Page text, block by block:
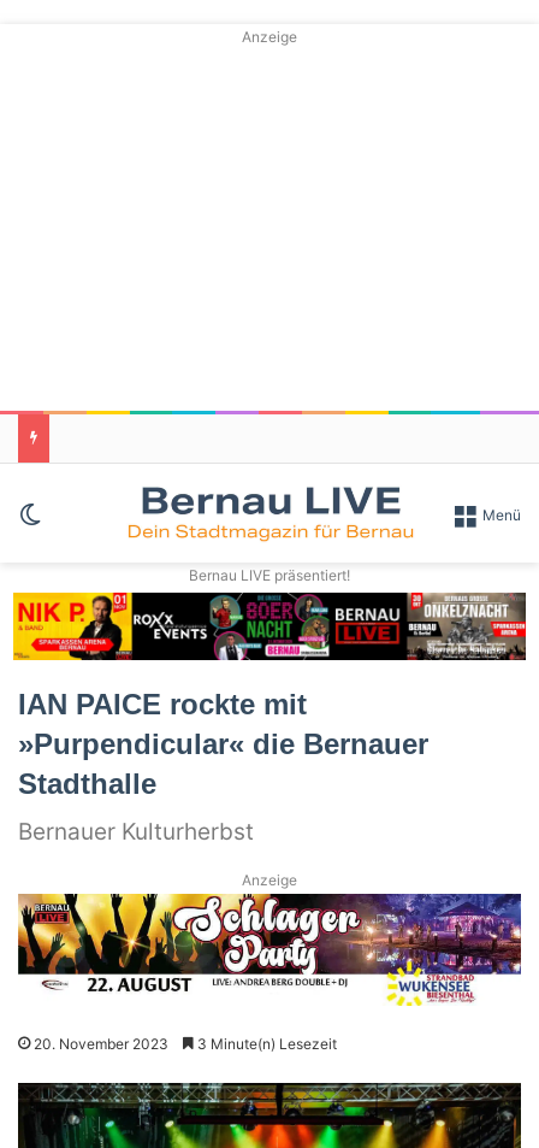
Anzeige
Skin umschalten Menü
Bernau LIVE präsentiert!
IAN PAICE rockte mit
»Purpendicular« die Bernauer
Stadthalle
Bernauer Kulturherbst
Anzeige
20. November 2023 3 Minute(n) Lesezeit